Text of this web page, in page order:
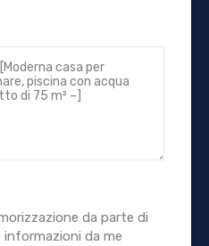
da parte di
informazioni da me